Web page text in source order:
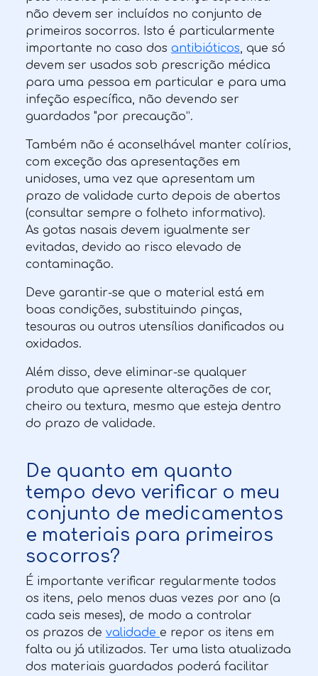
não devem ser incluídos no conjunto de
primeiros socorros. Isto é particularmente
importante no caso dos antibióticos, que só
devem ser usados sob prescrição médica
para uma pessoa em particular e para uma
infeção específica, não devendo ser
guardados "por precaução”.
Também não é aconselhável manter colírios,
com exceção das apresentações em
unidoses, uma vez que apresentam um
prazo de validade curto depois de abertos
(consultar sempre o folheto informativo).
As gotas nasais devem igualmente ser
evitadas, devido ao risco elevado de
contaminação.
Deve garantir-se que o material está em
boas condições, substituindo pinças,
tesouras ou outros utensílios danificados ou
oxidados.
Além disso, deve eliminar-se qualquer
produto que apresente alterações de cor,
cheiro ou textura, mesmo que esteja dentro
do prazo de validade.
De quanto em quanto
tempo devo verificar o meu
conjunto de medicamentos
e materiais para primeiros
socorros?
É importante verificar regularmente todos
os itens, pelo menos duas vezes por ano (a
cada seis meses), de modo a controlar
os prazos de validade e repor os itens em
falta ou já utilizados. Ter uma lista atualizada
dos materiais guardados poderá facilitar